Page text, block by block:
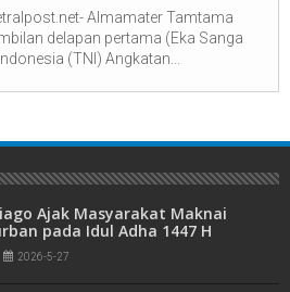
Almamater Tamtama
delapan pertama (Eka Sanga
(TNI) Angkatan...
Ajak Masyarakat Maknai
pada Idul Adha 1447 H
2026-5-27